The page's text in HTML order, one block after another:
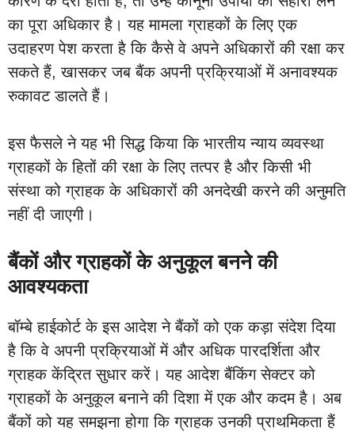
का पूरा अधिकार है। यह मामला ग्राहकों के लिए एक
उदाहरण पेश करता है कि कैसे वे अपने अधिकारों की रक्षा कर
सकते हैं, खासकर जब बैंक अपनी प्रक्रियाओं में अनावश्यक
रुकावट डालते हैं।
इस फैसले ने यह भी सिद्ध किया कि भारतीय न्याय व्यवस्था
ग्राहकों के हितों की रक्षा के लिए तत्पर है और किसी भी
संस्था को ग्राहक के अधिकारों की अनदेखी करने की अनुमति
नहीं दी जाएगी।
बैंकों और ग्राहकों के अनुकूल बनने की
आवश्यकता
बॉम्बे हाईकोर्ट के इस आदेश ने बैंकों को एक कड़ा संदेश दिया
है कि वे अपनी प्रक्रियाओं में और अधिक पारदर्शिता और
ग्राहक केंद्रित सुधार करें। यह आदेश बैंकिंग सेक्टर को
ग्राहकों के अनुकूल बनाने की दिशा में एक और कदम है। अब
बैंकों को यह समझना होगा कि ग्राहक उनकी प्राथमिकता हैं